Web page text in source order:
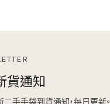
貨通知
手手袋到貨通知，每日更新。